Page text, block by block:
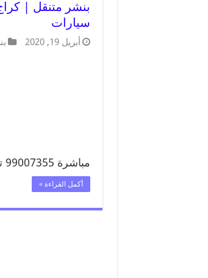
سيارات
أبريل 19, 2020
مباشرة 99007355 تواصل معنا …
أكمل القراءة »